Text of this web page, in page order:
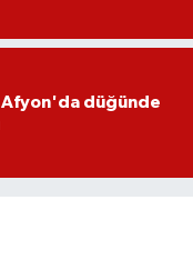
Afyon'da düğünde